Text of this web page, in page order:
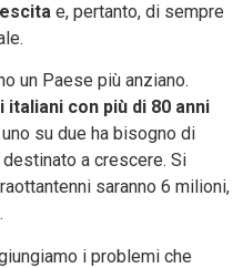
e, pertanto, di sempre
un Paese più anziano.
italiani con più di 80 anni
su due ha bisogno di
a crescere. Si
saranno 6 milioni,
i problemi che